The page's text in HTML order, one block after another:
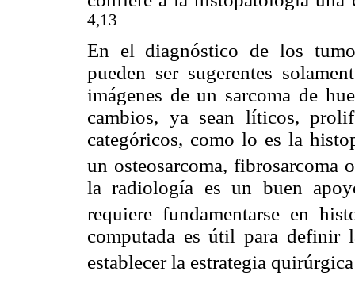
4,13
En el diagnóstico de los
pueden ser sugerentes
imágenes de un sarcoma de
cambios, ya sean líticos,
categóricos, como lo es la
un osteosarcoma, fibrosarcoma
la radiología es un buen
requiere fundamentarse en
computada es útil para definir
establecer la estrategia